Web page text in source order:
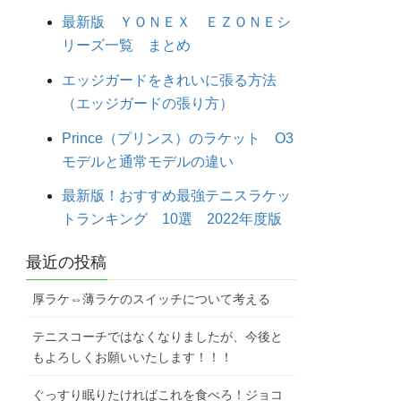
最新版 ＹＯＮＥＸ ＥＺＯＮＥシ
リーズ一覧 まとめ
エッジガードをきれいに張る方法
（エッジガードの張り方）
Prince（プリンス）のラケット O3
モデルと通常モデルの違い
最新版！おすすめ最強テニスラケッ
トランキング 10選 2022年度版
最近の投稿
厚ラケ⇔薄ラケのスイッチについて考える
テニスコーチではなくなりましたが、今後と
もよろしくお願いいたします！！！
ぐっすり眠りたければこれを食べろ！ジョコ